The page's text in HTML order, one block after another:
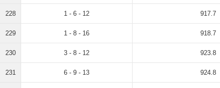
228 1 - 6 - 12 917.7
229 1 - 8 - 16 918.7
230 3 - 8 - 12 923.8
231 6 - 9 - 13 924.8